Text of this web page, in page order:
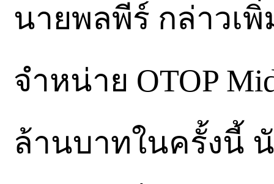
นายพลพีร์ กล่าวเ
จำหน่าย OTOP
ล้านบาทในครั้งนี้